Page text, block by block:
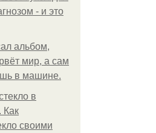
- и это
альбом,
мир, а сам
в машине.
в
Как
своими